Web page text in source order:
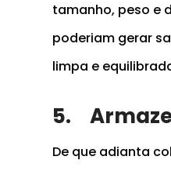
tamanho, peso e
poderiam gerar
limpa e
5.
De que adianta